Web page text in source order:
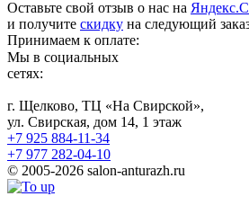
Оставьте свой отзыв о нас на
и получите скидку на следующий
Принимаем к оплате:
Мы в социальных
сетях:
г. Щелково, ТЦ «На Свирской»,
ул. Свирская, дом 14, 1 этаж
+7 925 884-11-34
+7 977 282-04-10
© 2005-2026 salon-anturazh.ru